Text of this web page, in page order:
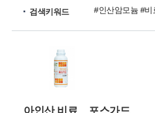
검색키워드
#인산암모늄 #비
아인산 비료 _ 포스가드